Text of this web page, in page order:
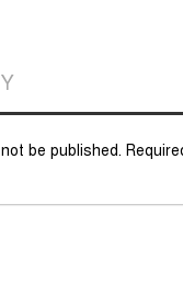
be published.